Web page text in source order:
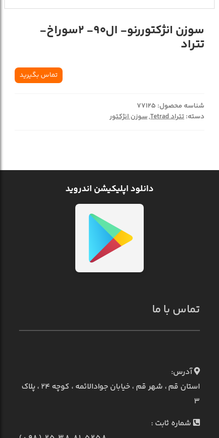
سوزن انژکتوررنو- ال90- 2سوراخ-
تتراد
تماس بگیرید
شناسه محصول: 77125
دسته:تتراد Tetrad ,سوزن انژکتور
دانلود اپلیکیشن اندروید
تماس با ما
آدرس:
استان قم ، شهر قم ، خیابان جوادالائمه ، کوچه ۲۴ ، پلاک
۳
شماره ثابت :